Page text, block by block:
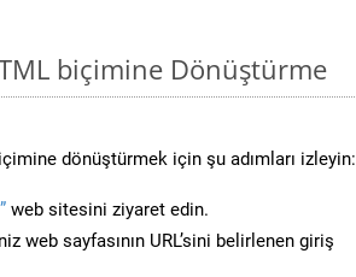
biçimine Dönüştürme
dönüştürmek için şu adımları izleyin:
web sitesini ziyaret edin.
web sayfasının URL’sini belirlenen giriş